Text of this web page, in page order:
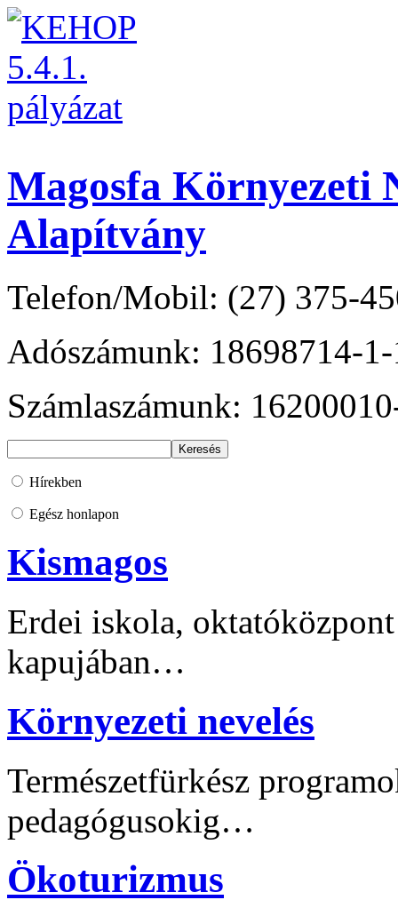
Magosfa Környezeti
Alapítvány
Telefon/Mobil: (27) 375-
Adószámunk: 18698714-
Számlaszámunk:
Hírekben
Egész honlapon
Kismagos
Erdei iskola,
kapujában…
Környezeti nevelés
Természetfürkész
pedagógusokig…
Ökoturizmus